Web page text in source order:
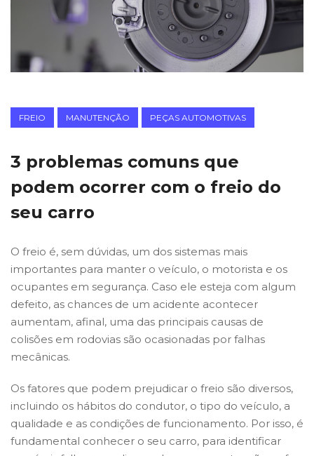
FREIO MANUTENÇÃO PEÇAS AUTOMOTIVAS
3 problemas comuns que
podem ocorrer com o freio do
seu carro
O freio é, sem dúvidas, um dos sistemas mais
importantes para manter o veículo, o motorista e os
ocupantes em segurança. Caso ele esteja com algum
defeito, as chances de um acidente acontecer
aumentam, afinal, uma das principais causas de
colisões em rodovias são ocasionadas por falhas
mecânicas.
Os fatores que podem prejudicar o freio são diversos,
incluindo os hábitos do condutor, o tipo do veículo, a
qualidade e as condições de funcionamento. Por isso, é
fundamental conhecer o seu carro, para identificar